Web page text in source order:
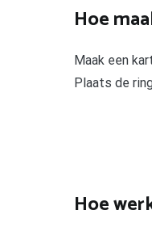
Hoe
Maak een
Plaats de
Hoe